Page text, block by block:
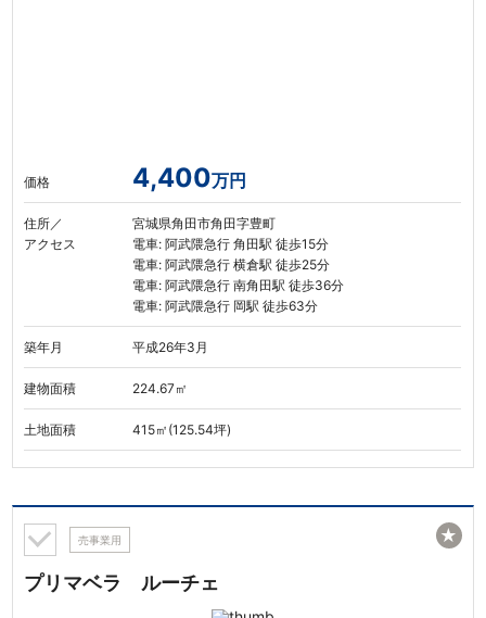
価格 4,400万円
住所／
アクセス
宮城県角田市角田字豊町
電車: 阿武隈急行 角田駅 徒歩15分
電車: 阿武隈急行 横倉駅 徒歩25分
電車: 阿武隈急行 南角田駅 徒歩36分
電車: 阿武隈急行 岡駅 徒歩63分
築年月 平成26年3月
建物面積 224.67㎡
土地面積 415㎡(125.54坪)
売事業用
プリマベラ ルーチェ
★